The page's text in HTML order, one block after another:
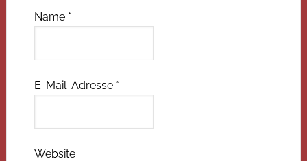
Name *
E-Mail-Adresse *
Website